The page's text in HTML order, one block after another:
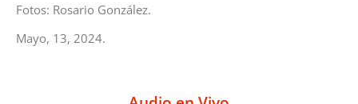
Fotos: Rosario González.
Mayo, 13, 2024.